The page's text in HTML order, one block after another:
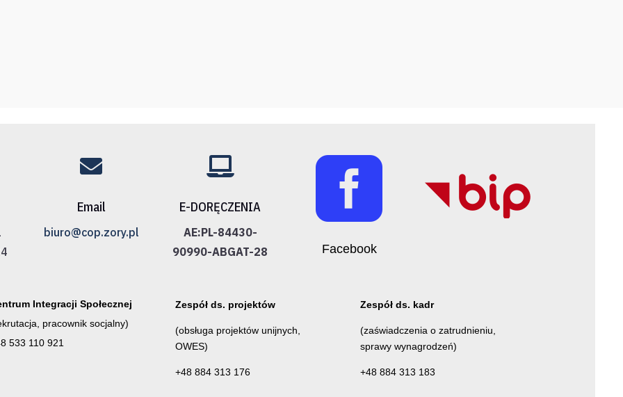

Email
biuro@cop.zory.pl

E-DORĘCZENIA
AE:PL-84430-
90990-ABGAT-28

Facebook
Integracji Społecznej
pracownik socjalny)
533 110 921
Zespół ds. projektów
(obsługa projektów unijnych,
OWES)
+48 884 313 176
Zespół ds. kadr
(zaświadczenia o zatrudnieniu,
sprawy wynagrodzeń)
+48 884 313 183